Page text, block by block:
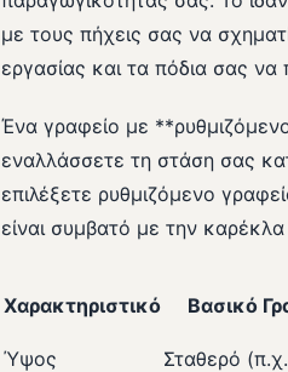
με τους πήχεις σας να
εργασίας και τα πόδια σας
Ένα γραφείο με
εναλλάσσετε τη στάση σας
επιλέξετε ρυθμιζόμενο
είναι συμβατό με την
Χαρακτηριστικό Βασικό
Ύψος Σταθερό